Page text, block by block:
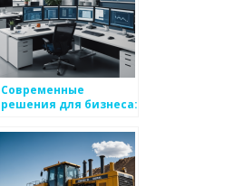
Современные
решения для бизнеса:
сайта Glocaldeal.ru по
продаже
оборудования